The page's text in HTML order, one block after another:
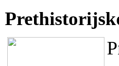
Pret